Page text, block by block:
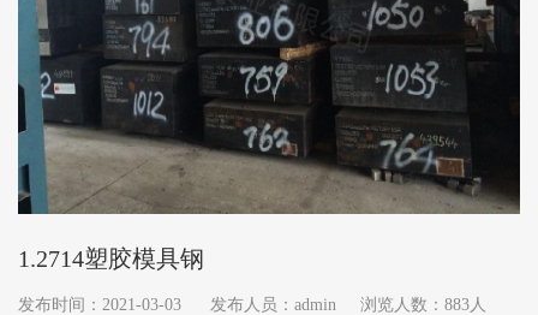
1.2714塑胶模具钢
发布时间：2021-03-03 发布人员：admin 浏览人数：883人